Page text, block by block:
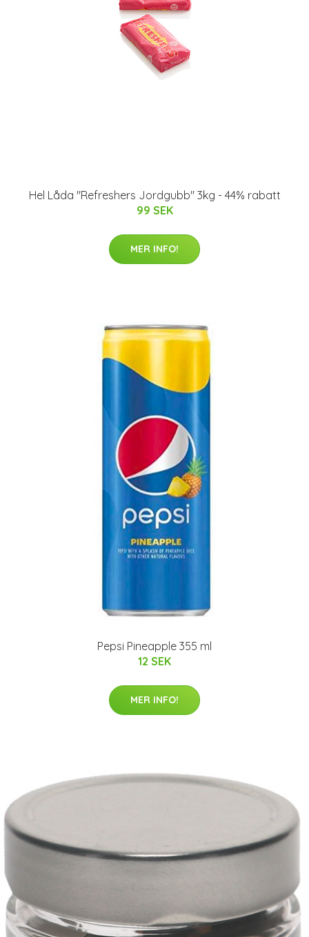
Hel Låda "Refreshers Jordgubb" 3kg - 44% rabatt
99 SEK
MER INFO!
Pepsi Pineapple 355 ml
12 SEK
MER INFO!